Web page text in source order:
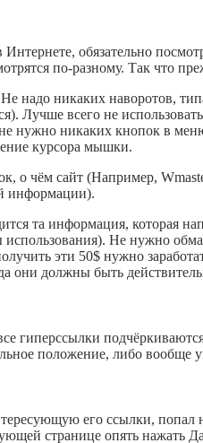
обязательно
по-разному. Так что
надо никаких наворотов,
Лучше всего не
никаких кнопок в
курсора мышки.
о чём сайт (Например,
информации).
та информация, которая
Не нужно
эти 50$ нужно
они должны быть
гиперссылки
положение, либо вообще
его ссылки,
странице опять нажать